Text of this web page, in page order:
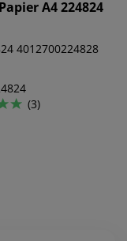
A4 224824
4012700224828
(3)